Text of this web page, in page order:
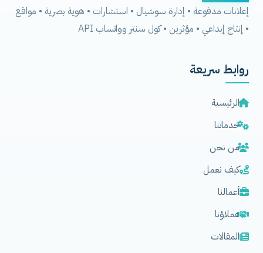
إعلانات مدفوعة • إدارة سوشيال • استشارات • هوية بصرية • مواقع
• إنتاج إبداعي • مؤثرين • كول سنتر وواتساب API
روابط سريعة
الرئيسية
خدماتنا
من نحن
كيف نعمل
أعمالنا
عملاؤنا
المقالات